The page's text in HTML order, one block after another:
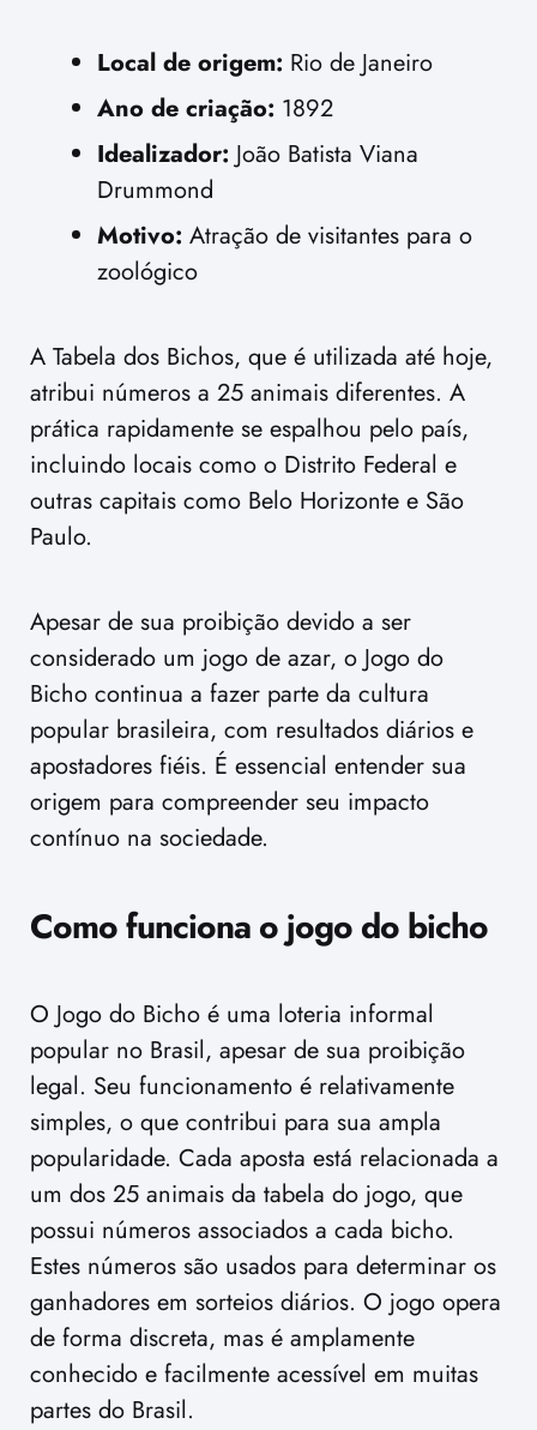
Local de origem: Rio de Janeiro
Ano de criação: 1892
Idealizador: João Batista Viana
Drummond
Motivo: Atração de visitantes para o
zoológico
A Tabela dos Bichos, que é utilizada até hoje,
atribui números a 25 animais diferentes. A
prática rapidamente se espalhou pelo país,
incluindo locais como o Distrito Federal e
outras capitais como Belo Horizonte e São
Paulo.
Apesar de sua proibição devido a ser
considerado um jogo de azar, o Jogo do
Bicho continua a fazer parte da cultura
popular brasileira, com resultados diários e
apostadores fiéis. É essencial entender sua
origem para compreender seu impacto
contínuo na sociedade.
Como funciona o jogo do bicho
O Jogo do Bicho é uma loteria informal
popular no Brasil, apesar de sua proibição
legal. Seu funcionamento é relativamente
simples, o que contribui para sua ampla
popularidade. Cada aposta está relacionada a
um dos 25 animais da tabela do jogo, que
possui números associados a cada bicho.
Estes números são usados para determinar os
ganhadores em sorteios diários. O jogo opera
de forma discreta, mas é amplamente
conhecido e facilmente acessível em muitas
partes do Brasil.